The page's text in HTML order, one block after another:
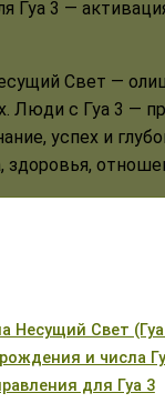
Свет —
Люди с Гуа 3 —
успех и
здоровья,
Несущий Свет
и числа
для Гуа 3